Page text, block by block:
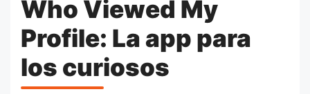
Who Viewed My
Profile: La app para
los curiosos